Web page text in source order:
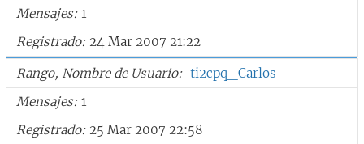
Mensajes 1
Registrado 24 Mar 2007 21:22
Rango, Nombre de Usuario
ti2cpq_Carlos
Mensajes 1
Registrado 25 Mar 2007 22:58